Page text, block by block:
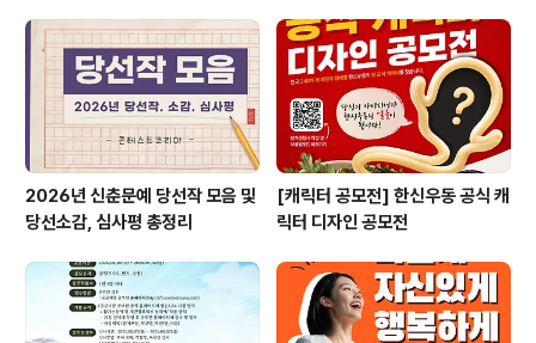
업 노하우 전자책 제공 [추가 혜택]※ 자세한 기준은 홈페이
지 참고 ◎ 참여 방법굿리더스 홈페이지 내 신청서 작성htt
ps://goodreadersclub.imweb.me/ ◎ ..
2026년 신춘문예 당선작 모음 및
당선소감, 심사평 총정리
[캐릭터 공모전] 한신우동 공식 캐
릭터 디자인 공모전